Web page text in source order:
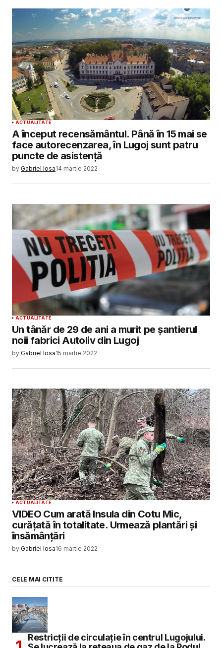
ACTUALITATE
A început recensământul. Până în 15 mai se
face autorecenzarea, în Lugoj sunt patru
puncte de asistență
by Gabriel Iosa14 martie 2022
ACTUALITATE
Un tânăr de 29 de ani a murit pe șantierul
noii fabrici Autoliv din Lugoj
by Gabriel Iosa15 martie 2022
ACTUALITATE
VIDEO Cum arată Insula din Cotu Mic,
curățată în totalitate. Urmează plantări și
însămânțări
by Gabriel Iosa16 martie 2022
CELE MAI CITITE
Restricții de circulație în centrul Lugojului.